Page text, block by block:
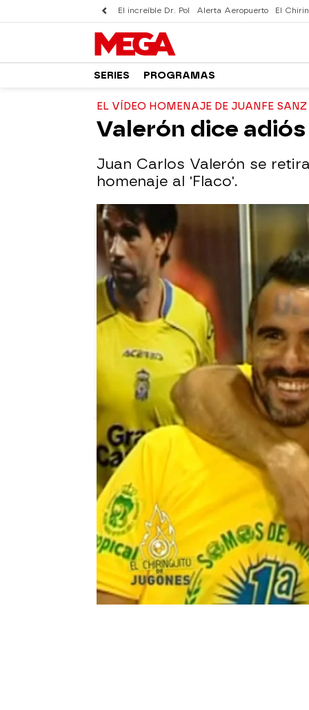
El increíble Dr. Pol Alerta Aeropuerto El
SERIES PROGRAMAS
EL VÍDEO HOMENAJE DE JUANFE SANZ
Valerón dice
Juan Carlos Valerón se
homenaje al 'Flaco'.
mega
Madrid
Publicado: 12 de febrero de 2018, 12:56
El Chiringuito de Mega